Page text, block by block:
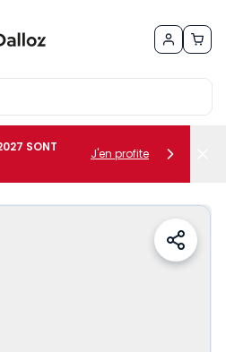
SONT
J'en profite